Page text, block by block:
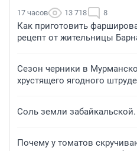
17 часов 13 718 8
Как приготовить
рецепт от жительницы
Сезон черники в
хрустящего ягодного
Соль земли
Почему у томатов